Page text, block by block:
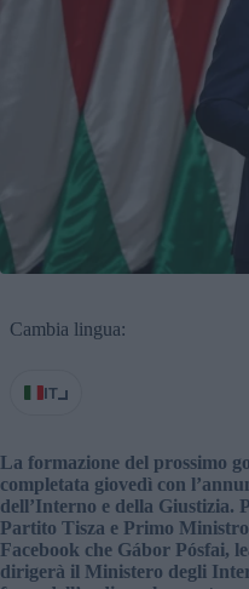
Cambia lingua:
IT
La formazione del prossimo
completata giovedì con
dell’Interno e della Giustizia.
Partito Tisza e Primo
Facebook che Gábor Pósfai,
dirigerà il Ministero degli